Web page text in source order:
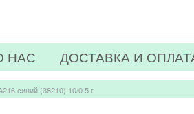
НАС ДОСТАВКА И
синий (38210) 10/0 5 г